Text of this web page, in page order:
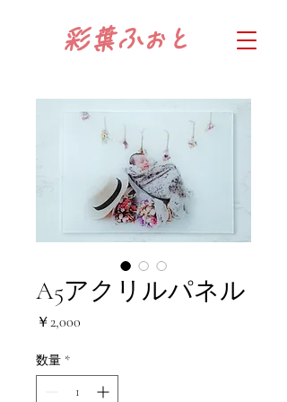
​彩葉ふぉと
A5アクリルパネル
￥2,000
数量 *